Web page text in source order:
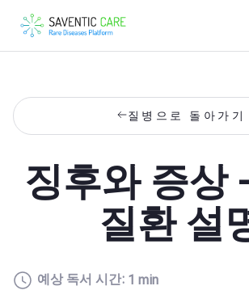
질병으로 돌아가기
징후와 증상
질환 설
예상 독서 시간: 1 min